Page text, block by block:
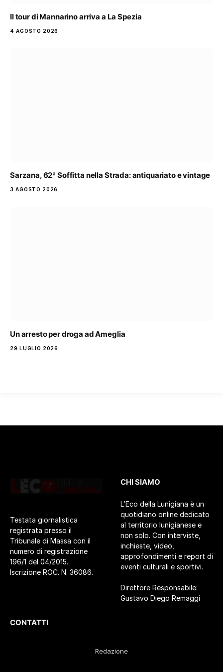
Il tour di Mannarino arriva a La Spezia
4 AGOSTO 2026
Sarzana, 62ª Soffitta nella Strada: antiquariato e vintage
3 AGOSTO 2026
Un arresto per droga ad Ameglia
29 LUGLIO 2026
Testata giornalistica
registrata presso il
Tribunale di Massa con il
numero di registrazione
196/1 del 04/2015.
Iscrizione ROC. N. 36086.
CHI SIAMO
L’Eco della Lunigiana è un
quotidiano online dedicato
al territorio lunigianese e
non solo. Con interviste,
inchieste, video,
approfondimenti e report di
eventi culturali e sportivi.
Direttore Responsabile:
Gustavo Diego Remaggi
CONTATTI
Redazione